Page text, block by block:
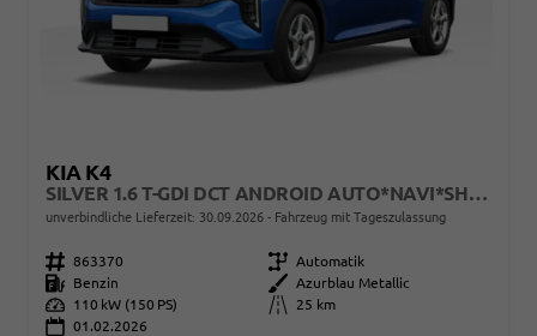
KIA K4
SILVER 1.6 T-GDI DCT ANDROID AUTO*NAVI*SHZ*KAMERA*ACC*KEYLESS*2Z KLIMAAUTO*
unverbindliche Lieferzeit: 30.09.2026 Fahrzeug mit Tageszulassung
Fahrzeugnr. 863370 Getriebe Automatik
Kraftstoff
Benzin Außenfarbe
Azurblau Metallic
Leistung
110 kW (150 PS) Kilometerstand
25 km
01.02.2026